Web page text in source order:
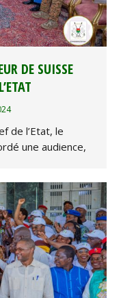
DE SUISSE
de l’Etat, le
une audience,